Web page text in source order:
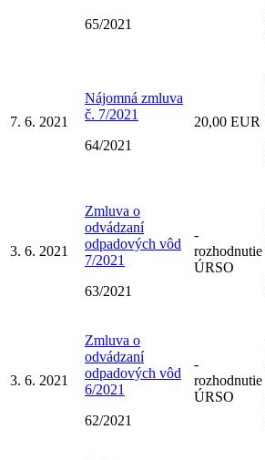
65/2021
7. 6. 2021
Nájomná zmluva
č. 7/2021
64/2021
20,00 EUR
3. 6. 2021
Zmluva o
odvádzaní
odpadových vôd
7/2021
63/2021
-
rozhodnutie
ÚRSO
3. 6. 2021
Zmluva o
odvádzaní
odpadových vôd
6/2021
62/2021
-
rozhodnutie
ÚRSO